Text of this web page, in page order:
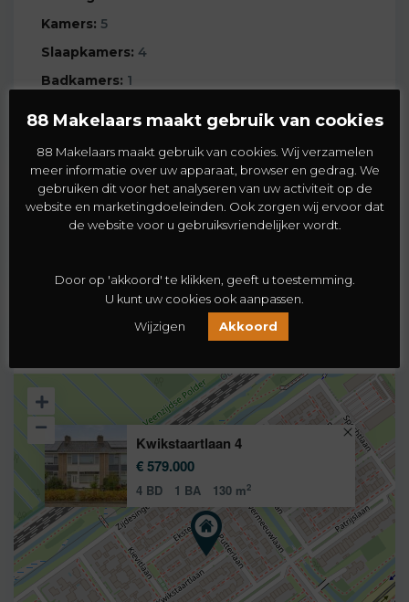
Kamers: 5
Slaapkamers: 4
Badkamers: 1
Voorzieningen
Kwikstaartlaan 4
€ 579.000
4 BD 1 BA 130 m2
88 Makelaars maakt gebruik van cookies
88 Makelaars maakt gebruik van cookies. Wij verzamelen
meer informatie over uw apparaat, browser en gedrag. We
gebruiken dit voor het analyseren van uw activiteit op de
website en marketingdoeleinden. Ook zorgen wij ervoor dat
de website voor u gebruiksvriendelijker wordt.
Door op 'akkoord' te klikken, geeft u toestemming.
U kunt uw cookies ook aanpassen.
Wijzigen
Akkoord